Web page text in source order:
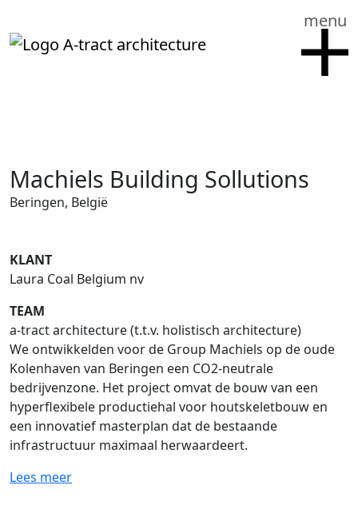
menu
Machiels Building Sollutions
Beringen, België
KLANT
Laura Coal Belgium nv
TEAM
a-tract architecture (t.t.v. holistisch architecture)
We ontwikkelden voor de Group Machiels op de oude
Kolenhaven van Beringen een CO2-neutrale
bedrijvenzone. Het project omvat de bouw van een
hyperflexibele productiehal voor houtskeletbouw en
een innovatief masterplan dat de bestaande
infrastructuur maximaal herwaardeert.
Lees meer